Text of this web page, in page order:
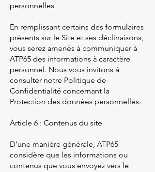
personnelles
En remplissant certains des formulaires
présents sur le Site et ses déclinaisons,
vous serez amenés à communiquer à
ATP65 des informations à caractère
personnel. Nous vous invitons à
consulter notre Politique de
Confidentialité concernant la
Protection des données personnelles.
Article 6 : Contenus du site
D’une manière générale, ATP65
considère que les informations ou
contenus que vous envoyez vers le